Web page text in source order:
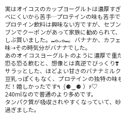
実はオイコスのカップヨーグルトは濃厚す
べにくいから苦手…プロテインの味も苦手で
プロテイン飲料は興味ない方ですが、セブ
ブンでクーポンがあって家族に勧められて
しぶ買いました。⑉๐ᴗ๐⑉︎。バナナか、カフ
味⇢その時気分がバナナでした。
あのオイコスヨーグルトのように濃厚で重
恐る恐る飲むと、想像とは真逆でびっくり❣️
サラッとした、ほどよい甘さのバナナミル
豆乳っぽくもなく、プロテインの独特の味
だ！嬉しかったです٩（⚈̤‿⚈̤ ）۶♡
240mlなので普通のより多めです。
タンパク質が吸収されやすくなっていて、
過ぎました。